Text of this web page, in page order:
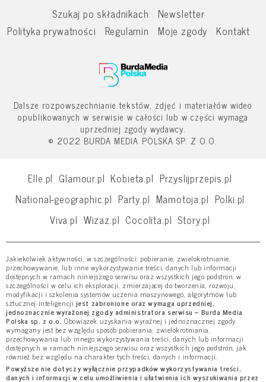
Szukaj po składnikach
Newsletter
Polityka prywatności
Regulamin Moje zgody Kontakt
Dalsze rozpowszechnianie tekstów, zdjęć i materiałów wideo
opublikowanych w serwisie w całości lub w części wymaga
uprzedniej zgody wydawcy.
© 2022 BURDA MEDIA POLSKA SP. Z O.O.
Elle.pl Glamour.pl Kobieta.pl Przyslijprzepis.pl
National-geographic.pl Party.pl Mamotoja.pl Polki.pl
Viva.pl Wizaz.pl Cocolita.pl Story.pl
Jakiekolwiek aktywności, w szczególności: pobieranie, zwielokrotnianie,
przechowywanie, lub inne wykorzystywanie treści, danych lub informacji
dostępnych w ramach niniejszego serwisu oraz wszystkich jego podstron, w
szczególności w celu ich eksploracji, zmierzającej do tworzenia, rozwoju,
modyfikacji i szkolenia systemów uczenia maszynowego, algorytmów lub
sztucznej inteligencji jest zabronione oraz wymaga uprzedniej,
jednoznacznie wyrażonej zgody administratora serwisu – Burda Media
Polska sp. z o.o. Obowiązek uzyskania wyraźnej i jednoznacznej zgody
wymagany jest bez względu sposób pobierania, zwielokrotniania,
przechowywania lub innego wykorzystywania treści, danych lub informacji
dostępnych w ramach niniejszego serwisu oraz wszystkich jego podstron, jak
również bez względu na charakter tych treści, danych i informacji.
Powyższe nie dotyczy wyłącznie przypadków wykorzystywania treści,
danych i informacji w celu umożliwienia i ułatwienia ich wyszukiwania przez